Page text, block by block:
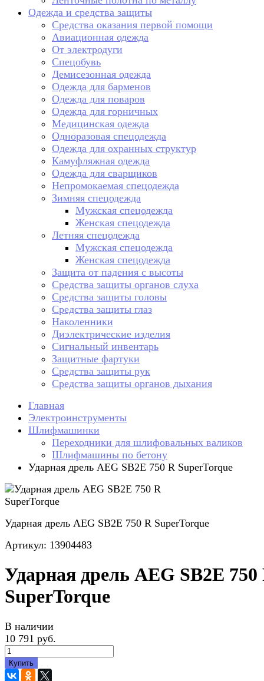
Одежда и средства защиты
Средства оказания первой помощи
Авиационная одежда
От электродуги
Спецобувь
Демисезонная одежда
Одежда для барменов
Одежда для поваров
Одежда для горничных
Медицинская одежда
Одноразовая спецодежда
Одежда для охранных структур
Камуфляжная одежда
Одежда для сварщиков
Непромокаемая спецодежда
Зимняя спецодежда
Мужская спецодежда
Женская спецодежда
Летняя спецодежда
Мужская спецодежда
Женская спецодежда
Защита от падения с высоты
Средства защиты органов слуха
Средства защиты головы
Средства защиты глаз
Наколенники
Диэлектрические изделия
Сигнальный инвентарь
Защитные фартуки
Средства защиты рук
Средства защиты органов дыхания
Главная
Электроинструменты
Шлифмашинки
Переходники для шлифовальных валиков
Шлифмашины по бетону
Ударная дрель AEG SB2E 750 R SuperTorque
Ударная дрель AEG SB2E 750 R SuperTorque
Артикул: 13904483
Ударная дрель AEG SB2E 750
SuperTorque
В наличии
10 791 руб.
Купить